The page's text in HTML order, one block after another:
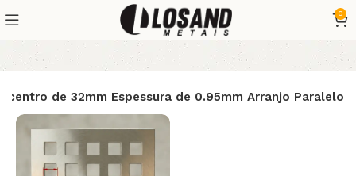
0
de 32mm Espessura de 0.95mm Arranjo Paralelo